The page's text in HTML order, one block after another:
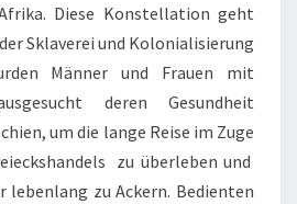
Diese Konstellation geht
Sklaverei und Kolonialisierung
Männer und Frauen mit
deren Gesundheit
um die lange Reise im Zuge
zu überleben und
lebenlang zu Ackern. Bedienten